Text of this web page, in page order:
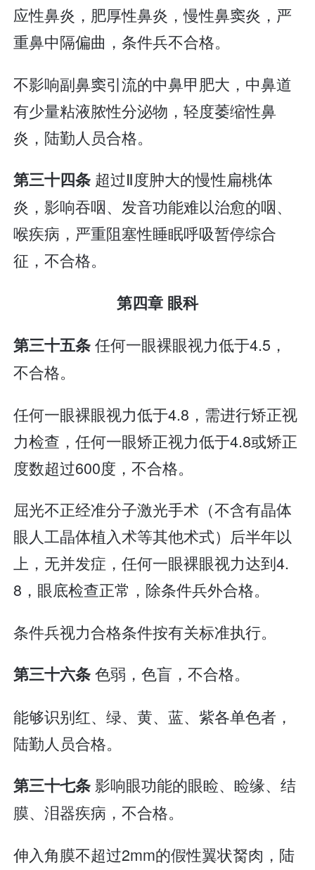
应性鼻炎，肥厚性鼻炎，慢性鼻窦炎，严
重鼻中隔偏曲，条件兵不合格。
不影响副鼻窦引流的中鼻甲肥大，中鼻道
有少量粘液脓性分泌物，轻度萎缩性鼻
炎，陆勤人员合格。
第三十四条 超过Ⅱ度肿大的慢性扁桃体
炎，影响吞咽、发音功能难以治愈的咽、
喉疾病，严重阻塞性睡眠呼吸暂停综合
征，不合格。
第四章 眼科
第三十五条任何一眼裸眼视力低于4.5，
不合格。
任何一眼裸眼视力低于4.8，需进行矫正视
力检查，任何一眼矫正视力低于4.8或矫正
度数超过600度，不合格。
屈光不正经准分子激光手术（不含有晶体
眼人工晶体植入术等其他术式）后半年以
上，无并发症，任何一眼裸眼视力达到4.
8，眼底检查正常，除条件兵外合格。
条件兵视力合格条件按有关标准执行。
第三十六条色弱，色盲，不合格。
能够识别红、绿、黄、蓝、紫各单色者，
陆勤人员合格。
第三十七条影响眼功能的眼睑、睑缘、结
膜、泪器疾病，不合格。
伸入角膜不超过2mm的假性翼状胬肉，陆